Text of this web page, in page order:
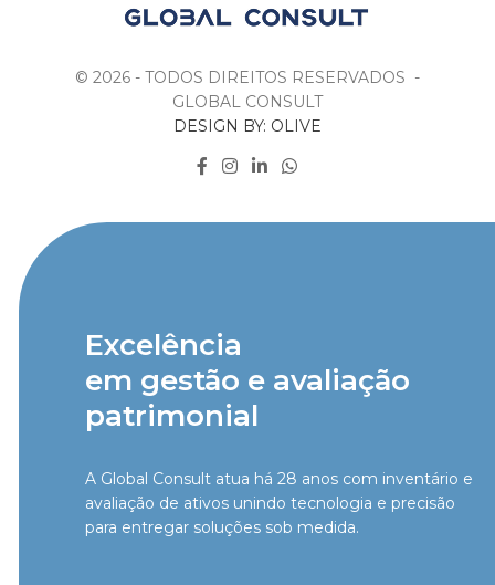
© 2026 - TODOS DIREITOS RESERVADOS -
GLOBAL CONSULT
DESIGN BY: OLIVE
Excelência
em gestão e avaliação
patrimonial
A Global Consult atua há 28 anos com inventário e
avaliação de ativos unindo tecnologia e precisão
para entregar soluções sob medida.